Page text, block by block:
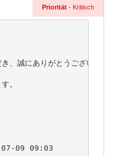
Priorität - Kritisch
、誠にありがとうございます
。
07-09 09:03